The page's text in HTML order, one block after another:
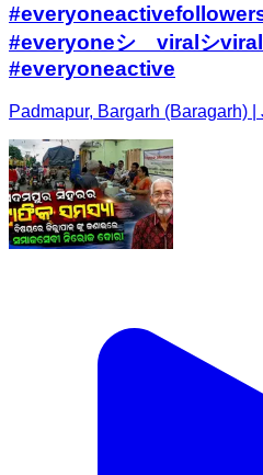
#everyoneシ゚viralシ
#everyoneactive
Padmapur, Bargarh (Baragarh) |